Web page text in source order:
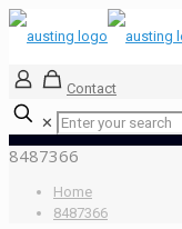
Contact
✕
8487366
Home
8487366